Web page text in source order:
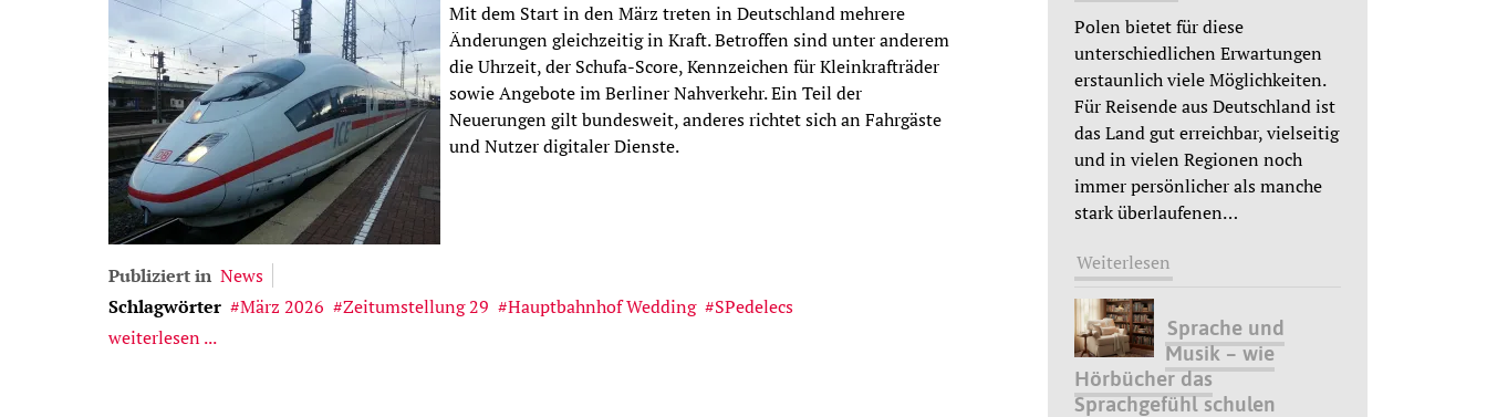
Mit dem Start in den März treten in Deutschland mehrere
Änderungen gleichzeitig in Kraft. Betroffen sind unter anderem
die Uhrzeit, der Schufa-Score, Kennzeichen für Kleinkrafträder
sowie Angebote im Berliner Nahverkehr. Ein Teil der
Neuerungen gilt bundesweit, anderes richtet sich an Fahrgäste
und Nutzer digitaler Dienste.
Publiziert in News
Schlagwörter
März 2026 Zeitumstellung 29 Hauptbahnhof Wedding
SPedelecs
weiterlesen ...
Polen bietet für diese
unterschiedlichen Erwartungen
erstaunlich viele Möglichkeiten.
Für Reisende aus Deutschland ist
das Land gut erreichbar, vielseitig
und in vielen Regionen noch
immer persönlicher als manche
stark überlaufenen…
Weiterlesen
Sprache und
Musik – wie
Hörbücher das
Sprachgefühl schulen